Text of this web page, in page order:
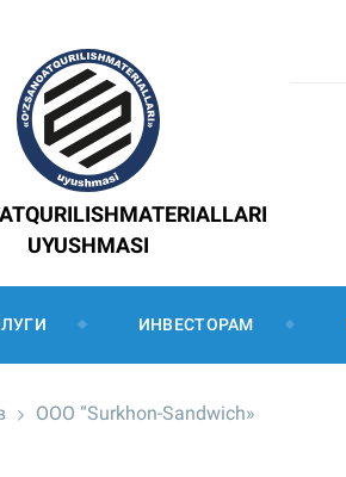
UYUSHMASI
ИНВЕСТОРАМ
ООО “Surkhon-Sandwich»